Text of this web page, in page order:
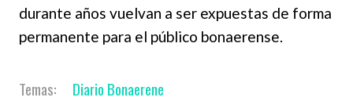
durante años vuelvan a ser expuestas de forma
permanente para el público bonaerense.
Diario Bonaerene